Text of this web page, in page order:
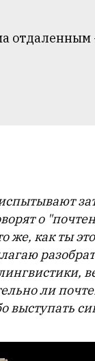
о
же, как ты
ли
выступать